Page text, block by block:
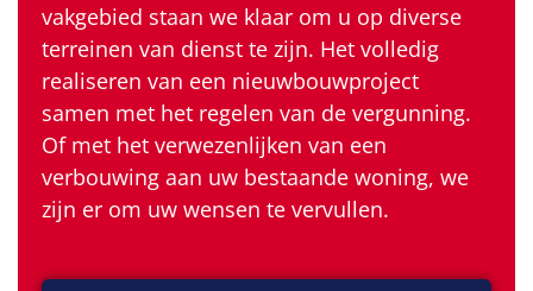
vakgebied staan we klaar om u op diverse
terreinen van dienst te zijn. Het volledig
realiseren van een nieuwbouwproject
samen met het regelen van de vergunning.
Of met het verwezenlijken van een
verbouwing aan uw bestaande woning, we
zijn er om uw wensen te vervullen.